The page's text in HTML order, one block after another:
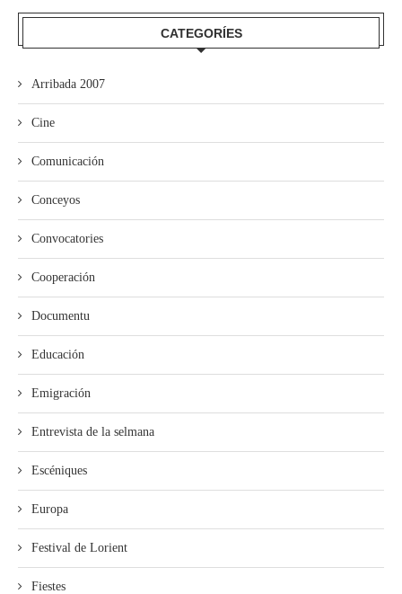
CATEGORÍES
Arribada 2007
Cine
Comunicación
Conceyos
Convocatories
Cooperación
Documentu
Educación
Emigración
Entrevista de la selmana
Escéniques
Europa
Festival de Lorient
Fiestes